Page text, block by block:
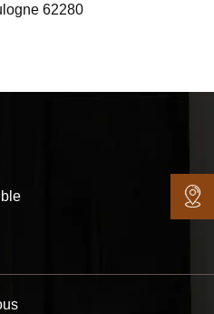
62280